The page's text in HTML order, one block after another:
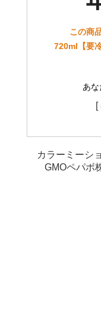
この商
720ml【要
あ
[
カラーミーシ
GMOペパボ